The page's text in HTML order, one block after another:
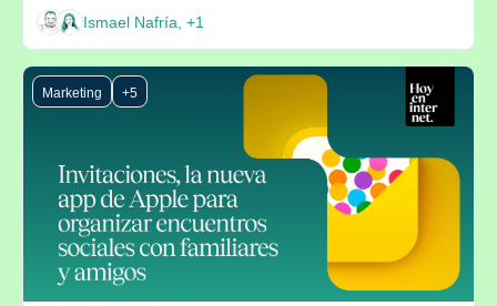
Ismael Nafría, +1
Marketing +5